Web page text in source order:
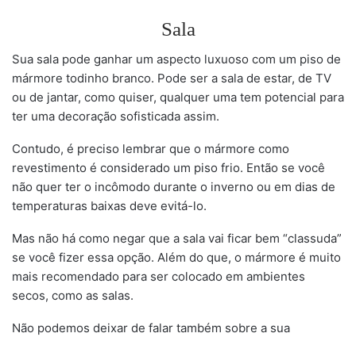
Sala
Sua sala pode ganhar um aspecto luxuoso com um piso de
mármore todinho branco. Pode ser a sala de estar, de TV
ou de jantar, como quiser, qualquer uma tem potencial para
ter uma decoração sofisticada assim.
Contudo, é preciso lembrar que o mármore como
revestimento é considerado um piso frio. Então se você
não quer ter o incômodo durante o inverno ou em dias de
temperaturas baixas deve evitá-lo.
Mas não há como negar que a sala vai ficar bem “classuda”
se você fizer essa opção. Além do que, o mármore é muito
mais recomendado para ser colocado em ambientes
secos, como as salas.
Não podemos deixar de falar também sobre a sua